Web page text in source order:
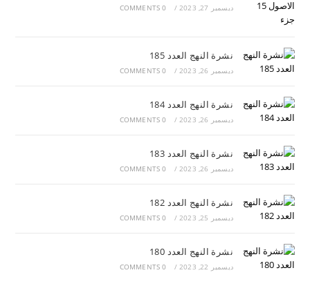
ديسمبر 27, 2023 /
0 COMMENTS
نشرة النهج العدد 185
ديسمبر 26, 2023 /
0 COMMENTS
نشرة النهج العدد 184
ديسمبر 26, 2023 /
0 COMMENTS
نشرة النهج العدد 183
ديسمبر 26, 2023 /
0 COMMENTS
نشرة النهج العدد 182
ديسمبر 25, 2023 /
0 COMMENTS
نشرة النهج العدد 180
ديسمبر 22, 2023 /
0 COMMENTS